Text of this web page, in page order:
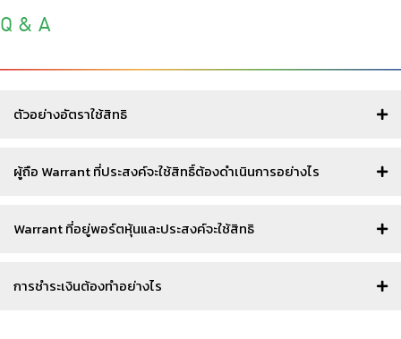
Q & A
ตัวอย่างอัตราใช้สิทธิ
ผู้ถือ Warrant ที่ประสงค์จะใช้สิทธิ์ต้องดำเนินการอย่างไร
Warrant ที่อยู่พอร์ตหุ้นและประสงค์จะใช้สิทธิ
การชำระเงินต้องทำอย่างไร